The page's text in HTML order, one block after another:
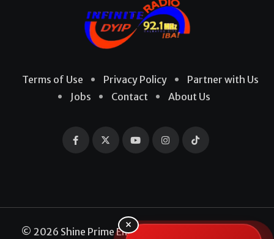
Terms of Use Privacy Policy
Partner with Us
Jobs
Contact About Us
© 2026 Shine Prime Entertainment Production. All
×